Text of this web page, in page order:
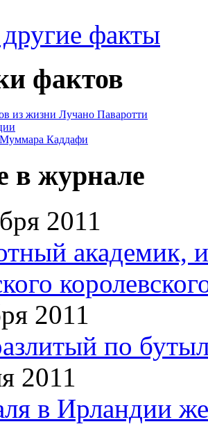
факты
фактов
из жизни Лучано Паваротти
Каддафи
в журнале
2011
академик,
2011
по
2011
в Ирландии